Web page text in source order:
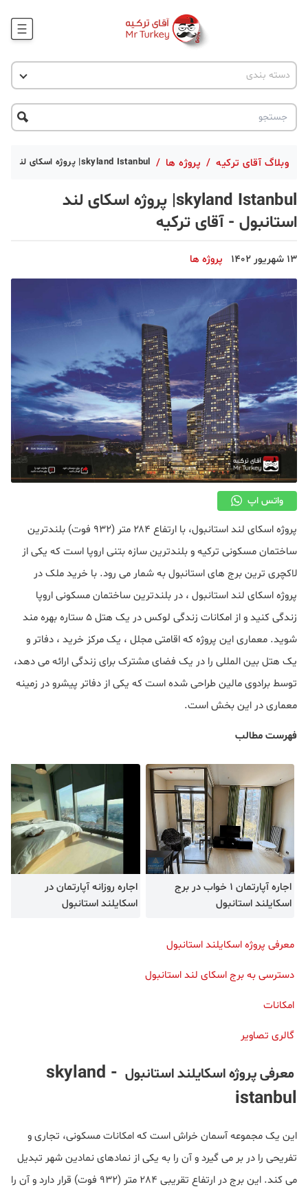
وبلاگ
جاذبه گردشگری
دسته بندی
اخبار ترکیه
پروژه ها
تحصیل در ترکیه
ترکیه گردی
حقوقی
قبرس
وبلاگ آقای ترکیه / پروژه ها / skyland Istanbul| پروژه اسکای لند استانبول - آقای ترکیه
skyland Istanbul| پروژه اسکای لند
استانبول - آقای ترکیه
13 شهریور 1402 پروژه ها
واتس اپ
پروژه اسکای لند استانبول، با ارتفاع ۲۸۴ متر (۹۳۲ فوت) بلندترین
ساختمان مسکونی ترکیه و بلندترین سازه بتنی اروپا است که یکی از
لاکچری ترین برج های استانبول به شمار می رود. با خرید ملک در
پروژه اسکای لند استانبول ، در بلندترین ساختمان مسکونی اروپا
زندگی کنید و از امکانات زندگی لوکس در یک هتل ۵ ستاره بهره مند
شوید. معماری این پروژه که اقامتی مجلل ، یک مرکز خرید ، دفاتر و
یک هتل بین المللی را در یک فضای مشترک برای زندگی ارائه می دهد،
توسط برادوی مالین طراحی شده است که یکی از دفاتر پیشرو در زمینه
معماری در این بخش است.
فهرست مطالب
اجاره آپارتمان 1 خواب در برج
اسکایلند استانبول
اجاره روزانه آپارتمان در
اسکایلند استانبول
معرفی پروژه اسکایلند استانبول
دسترسی به برج اسکای لند استانبول
امکانات
گالری تصاویر
معرفی پروژه اسکایلند استانبول
- skyland
istanbul
این یک مجموعه آسمان خراش است که امکانات مسکونی، تجاری و
تفریحی را در بر می گیرد و آن را به یکی از نمادهای نمادین شهر تبدیل
می کند. این برج در ارتفاع تقریبی 284 متر (932 فوت) قرار دارد و آن را